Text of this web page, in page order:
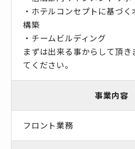
・ホテルコンセプトに基づ
構築
・チームビルディング
まずは出来る事からして頂き
てください。
事業内容
フロント業務